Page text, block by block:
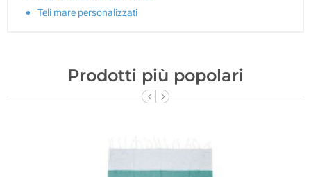
Teli mare personalizzati
Prodotti più popolari